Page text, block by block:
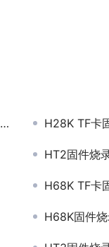
H28K TF卡
HT2固件烧
H68K TF卡
H68K固件